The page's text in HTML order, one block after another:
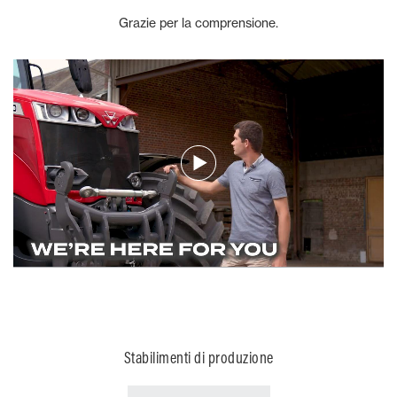
Grazie per la comprensione.
Stabilimenti di produzione